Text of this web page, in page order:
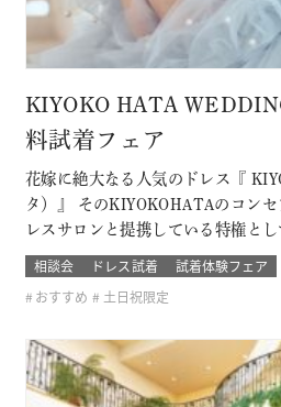
KIYOKO HATA
料試着フェア
花嫁に絶大なる人気のドレス『
タ）』 そのKIYOKOHATAのコン
レスサロンと提携している特権と
おふたり限定の無料試着会を開催。
も試着できて、結婚式のイメージが
サロンでは取り扱いのないドレスも
相談会 ドレス試着
試着体験フェア
おすすめ
土日祝限定